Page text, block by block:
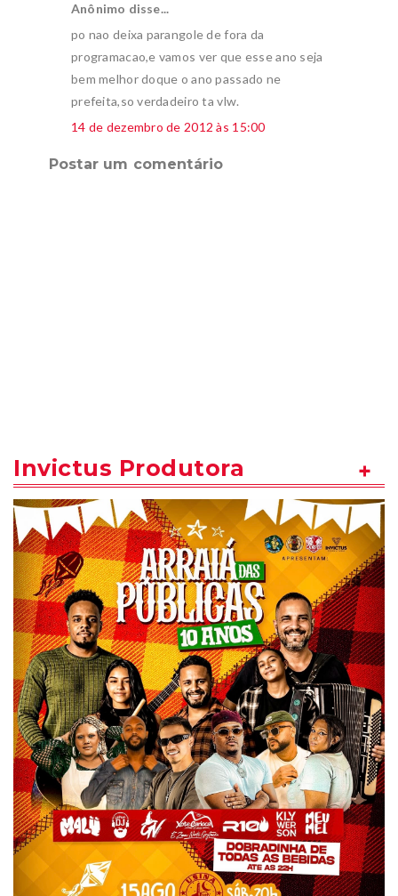
Anônimo disse...
po nao deixa parangole de fora da
programacao,e vamos ver que esse ano seja
bem melhor doque o ano passado ne
prefeita,so verdadeiro ta vlw.
14 de dezembro de 2012 às 15:00
Postar um comentário
Invictus Produtora